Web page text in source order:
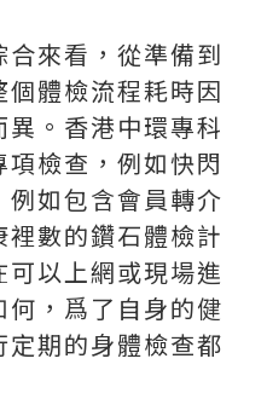
來看，從準備到
體檢流程耗時因
。香港中環專科
檢查，例如快閃
如包含會員轉介
數的鑽石體檢計
以上網或現場進
，爲了自身的健
期的身體檢查都